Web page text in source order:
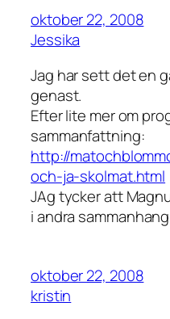
oktober 22, 2008
Jessika
Jag har sett det en
genast.
Efter lite mer om
sammanfattning:
http://
och-ja-skolmat.html
JAg tycker att
i andra
oktober 22, 2008
kristin